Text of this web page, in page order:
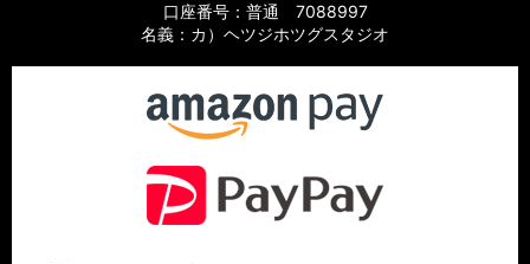
口座番号：普通 7088997
名義：カ）ヘツジホツグスタジオ